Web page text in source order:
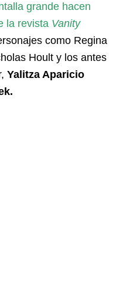
grande hacen
la revista Vanity
como Regina
Hoult y los antes
Yalitza Aparicio